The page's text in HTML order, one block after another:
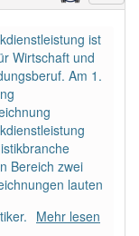
aber mit
Artikel
ist
Wirtschaft und
Am 1.
Bereich zwei
lauten
Mehr lesen